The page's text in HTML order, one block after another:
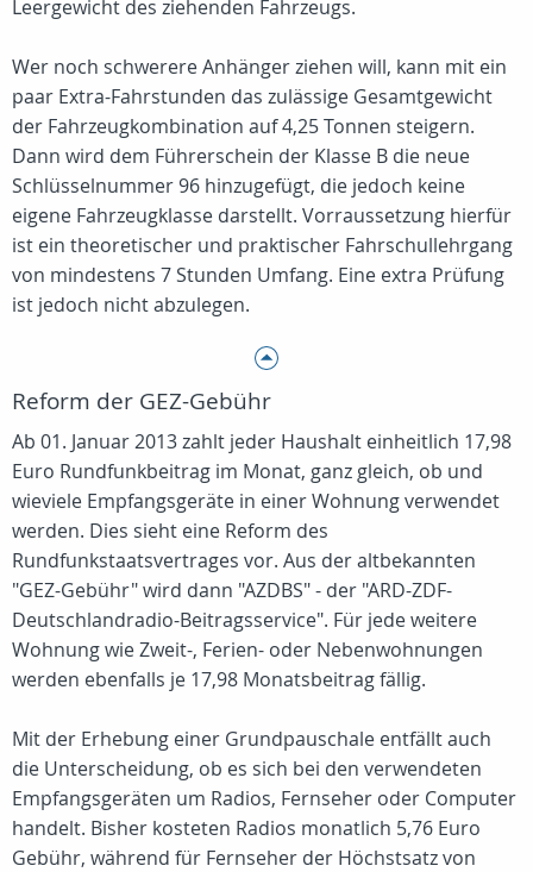
Leergewicht des ziehenden Fahrzeugs.
Wer noch schwerere Anhänger ziehen will, kann mit ein
paar Extra-Fahrstunden das zulässige Gesamtgewicht
der Fahrzeugkombination auf 4,25 Tonnen steigern.
Dann wird dem Führerschein der Klasse B die neue
Schlüsselnummer 96 hinzugefügt, die jedoch keine
eigene Fahrzeugklasse darstellt. Vorraussetzung hierfür
ist ein theoretischer und praktischer Fahrschullehrgang
von mindestens 7 Stunden Umfang. Eine extra Prüfung
ist jedoch nicht abzulegen.
Reform der GEZ-Gebühr
Ab 01. Januar 2013 zahlt jeder Haushalt einheitlich 17,98
Euro Rundfunkbeitrag im Monat, ganz gleich, ob und
wieviele Empfangsgeräte in einer Wohnung verwendet
werden. Dies sieht eine Reform des
Rundfunkstaatsvertrages vor. Aus der altbekannten
"GEZ-Gebühr" wird dann "AZDBS" - der "ARD-ZDF-
Deutschlandradio-Beitragsservice". Für jede weitere
Wohnung wie Zweit-, Ferien- oder Nebenwohnungen
werden ebenfalls je 17,98 Monatsbeitrag fällig.
Mit der Erhebung einer Grundpauschale entfällt auch
die Unterscheidung, ob es sich bei den verwendeten
Empfangsgeräten um Radios, Fernseher oder Computer
handelt. Bisher kosteten Radios monatlich 5,76 Euro
Gebühr, während für Fernseher der Höchstsatz von